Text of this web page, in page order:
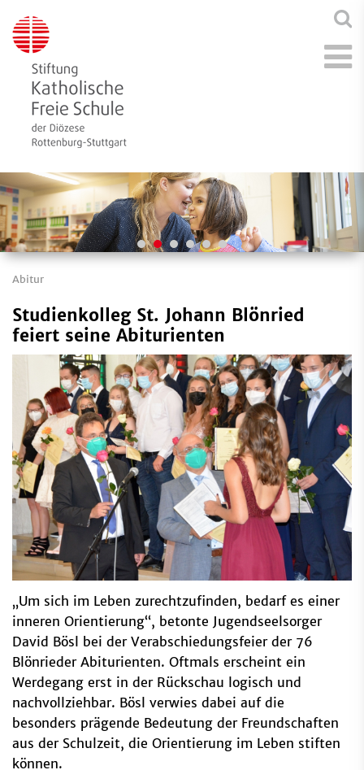
Abitur
Studienkolleg St. Johann Blönried
feiert seine Abiturienten
„Um sich im Leben zurechtzufinden, bedarf es einer
inneren Orientierung“, betonte Jugendseelsorger
David Bösl bei der Verabschiedungsfeier der 76
Blönrieder Abiturienten. Oftmals erscheint ein
Werdegang erst in der Rückschau logisch und
nachvollziehbar. Bösl verwies dabei auf die
besonders prägende Bedeutung der Freundschaften
aus der Schulzeit, die Orientierung im Leben stiften
können.